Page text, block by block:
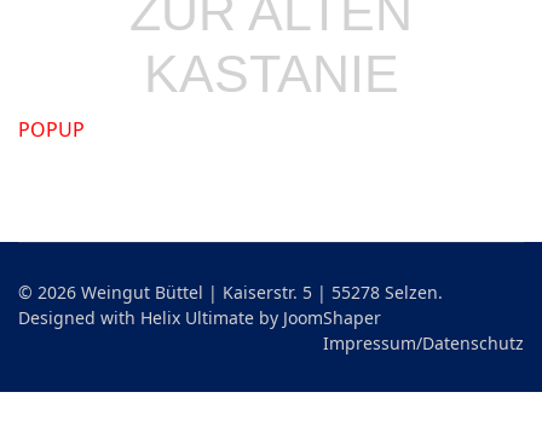
ZUR ALTEN
KASTANIE
POPUP
© 2026 Weingut Büttel | Kaiserstr. 5 | 55278 Selzen.
Designed with Helix Ultimate by JoomShaper
Impressum/Datenschutz